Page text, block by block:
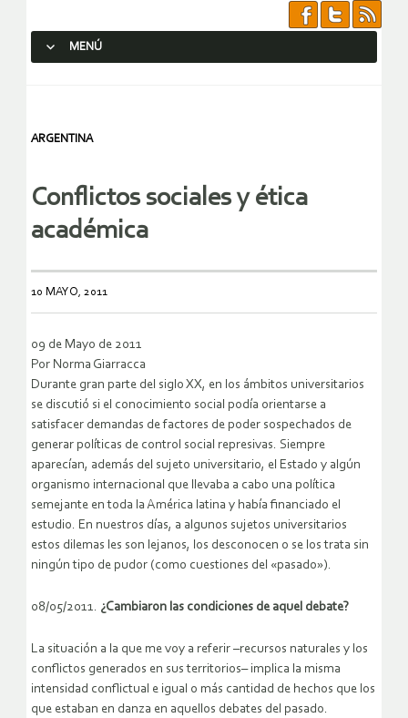
MENÚ
ARGENTINA
Conflictos sociales y ética
académica
10 MAYO, 2011
09 de Mayo de 2011
Por Norma Giarracca
Durante gran parte del siglo XX, en los ámbitos universitarios
se discutió si el conocimiento social podía orientarse a
satisfacer demandas de factores de poder sospechados de
generar políticas de control social represivas. Siempre
aparecían, además del sujeto universitario, el Estado y algún
organismo internacional que llevaba a cabo una política
semejante en toda la América latina y había financiado el
estudio. En nuestros días, a algunos sujetos universitarios
estos dilemas les son lejanos, los desconocen o se los trata sin
ningún tipo de pudor (como cuestiones del «pasado»).
08/05/2011. ¿Cambiaron las condiciones de aquel debate?
La situación a la que me voy a referir –recursos naturales y los
conflictos generados en sus territorios– implica la misma
intensidad conflictual e igual o más cantidad de hechos que los
que estaban en danza en aquellos debates del pasado.